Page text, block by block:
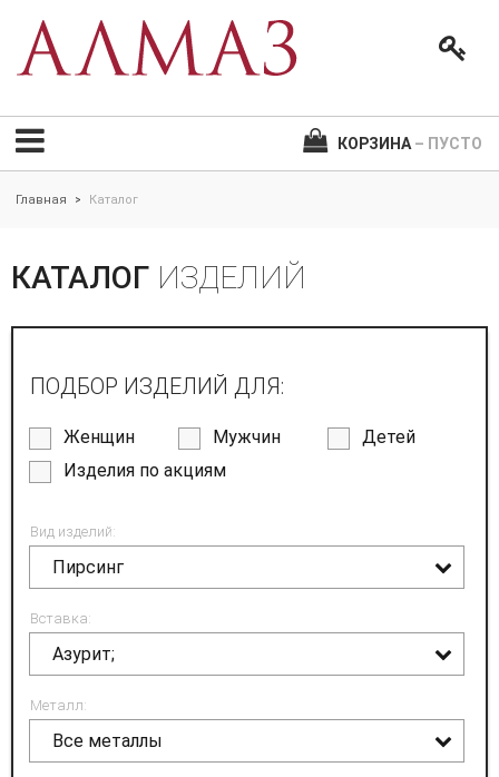
КОРЗИНА – ПУСТО
Главная > Каталог
КАТАЛОГ ИЗДЕЛИЙ
ПОДБОР ИЗДЕЛИЙ ДЛЯ:
Женщин Мужчин
Детей
Изделия по акциям
Вид изделий:
Пирсинг
Вставка:
Азурит;
Металл:
Все металлы